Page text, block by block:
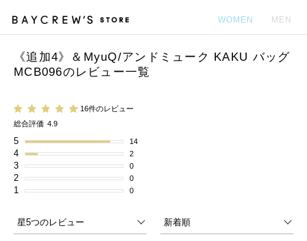
WOMEN MEN
《追加4》＆MyuQ/アンドミューク KAKU バッグ
MCB096のレビュー一覧
16件のレビュー
総合評価 4.9
5 14
4 2
3 0
2 0
1 0